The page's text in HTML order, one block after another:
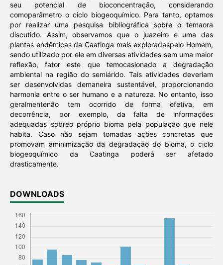
seu potencial de bioconcentração, considerando
comoparâmetro o ciclo biogeoquímico. Para tanto, optamos
por realizar uma pesquisa bibliográfica sobre o temaora
discutido. Assim, observamos que o juazeiro é uma das
plantas endêmicas da Caatinga mais exploradaspelo Homem,
sendo utilizado por ele em diversas atividades sem uma maior
reflexão, fator este que temocasionado a degradação
ambiental na região do semiárido. Tais atividades deveriam
ser desenvolvidas demaneira sustentável, proporcionando
harmonia entre o ser humano e a natureza. No entanto, isso
geralmentenão tem ocorrido de forma efetiva, em
decorrência, por exemplo, da falta de informações
adequadas sobreo próprio bioma pela população que nele
habita. Caso não sejam tomadas ações concretas que
promovam aminimização da degradação do bioma, o ciclo
biogeoquímico da Caatinga poderá ser afetado
drasticamente.
DOWNLOADS